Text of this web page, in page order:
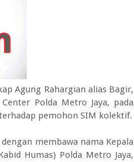
Agung Rahargian alias Bagir,
Polda Metro Jaya, pada
pemohon SIM kolektif.
membawa nama Kepala
Humas) Polda Metro Jaya,